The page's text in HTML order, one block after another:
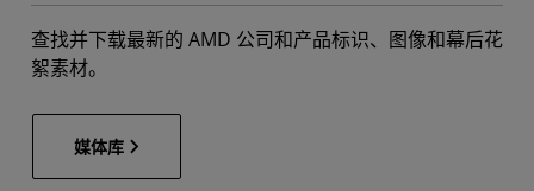
查找并下载最新的 AMD 公司和产品标识、图像和幕后花
絮素材。
媒体库